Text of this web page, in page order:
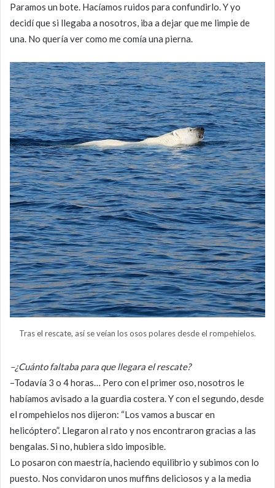
Paramos un bote. Hacíamos ruidos para confundirlo. Y yo
decidí que si llegaba a nosotros, iba a dejar que me limpie de
una. No quería ver como me comía una pierna.
Tras el rescate, así se veían los osos polares desde el rompehielos.
–¿Cuánto faltaba para que llegara el rescate?
–Todavía 3 o 4 horas… Pero con el primer oso, nosotros le
habíamos avisado a la guardia costera. Y con el segundo, desde
el rompehielos nos dijeron: “Los vamos a buscar en
helicóptero”. Llegaron al rato y nos encontraron gracias a las
bengalas. Si no, hubiera sido imposible.
Lo posaron con maestría, haciendo equilibrio y subimos con lo
puesto. Nos convidaron unos muffins deliciosos y a la media